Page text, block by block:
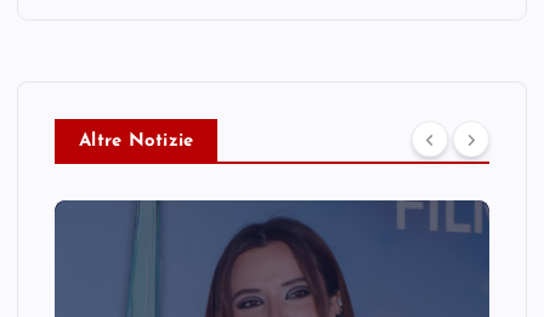
Altre Notizie